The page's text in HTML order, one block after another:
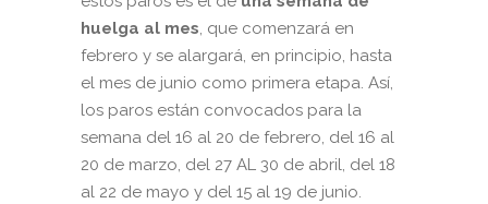
huelga al mes, que comenzará en
febrero y se alargará, en principio, hasta
el mes de junio como primera etapa. Así,
los paros están convocados para la
semana del 16 al 20 de febrero, del 16 al
20 de marzo, del 27 AL 30 de abril, del 18
al 22 de mayo y del 15 al 19 de junio.